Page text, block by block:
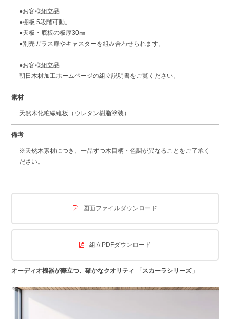
●お客様組立品
●棚板 5段階可動。
●天板・底板の板厚30㎜
●別売ガラス扉やキャスターを組み合わせられます。
●お客様組立品
朝日木材加工ホームページの組立説明書をご覧ください。
素材
天然木化粧繊維板（ウレタン樹脂塗装）
備考
※天然木素材につき、一品ずつ木目柄・色調が異なることをご了承く
ださい。
図面ファイルダウンロード
組立PDFダウンロード
オーディオ機器が際立つ、確かなクオリティ 「スカーラシリーズ」